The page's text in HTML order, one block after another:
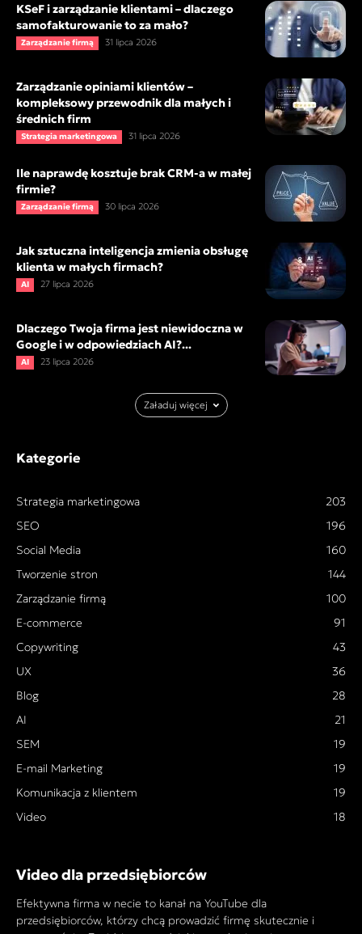
KSeF i zarządzanie klientami – dlaczego
samofakturowanie to za mało?
Zarządzanie firmą 31 lipca 2026
Zarządzanie opiniami klientów –
kompleksowy przewodnik dla małych i
średnich firm
Strategia marketingowa 31 lipca 2026
Ile naprawdę kosztuje brak CRM-a w małej
firmie?
Zarządzanie firmą 30 lipca 2026
Jak sztuczna inteligencja zmienia obsługę
klienta w małych firmach?
AI 27 lipca 2026
Dlaczego Twoja firma jest niewidoczna w
Google i w odpowiedziach AI?...
AI 23 lipca 2026
Załaduj więcej
Kategorie
Strategia marketingowa
203
SEO
196
Social Media
160
Tworzenie stron
144
Zarządzanie firmą
100
E-commerce
91
Copywriting
43
UX
36
Blog
28
AI
21
SEM
19
E-mail Marketing
19
Komunikacja z klientem
19
Video
18
Video dla przedsiębiorców
Efektywna firma w necie to kanał na YouTube dla
przedsiębiorców, którzy chcą prowadzić firmę skutecznie i